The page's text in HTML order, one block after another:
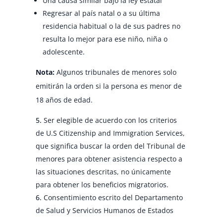
Regresar al país natal o a su última
residencia habitual o la de sus padres no
resulta lo mejor para ese niño, niña o
adolescente.
Nota: Algunos tribunales de menores solo
emitirán la orden si la persona es menor de
18 años de edad.
Ser elegible de acuerdo con los criterios
de U.S Citizenship and Immigration Services,
que significa buscar la orden del Tribunal de
menores para obtener asistencia respecto a
las situaciones descritas, no únicamente
para obtener los beneficios migratorios.
Consentimiento escrito del Departamento
de Salud y Servicios Humanos de Estados